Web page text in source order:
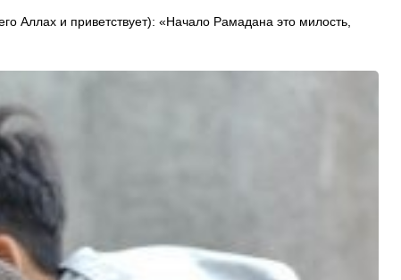
Аллах и приветствует): «Начало Рамадана это милость,